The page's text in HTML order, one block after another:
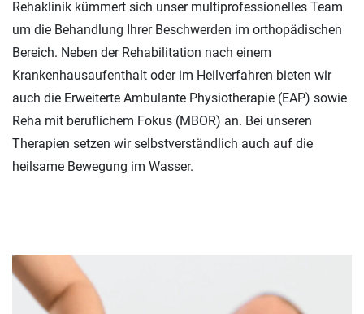
Rehaklinik kümmert sich unser multiprofessionelles Team
um die Behandlung Ihrer Beschwerden im orthopädischen
Bereich. Neben der Rehabilitation nach einem
Krankenhausaufenthalt oder im Heilverfahren bieten wir
auch die Erweiterte Ambulante Physiotherapie (EAP) sowie
Reha mit beruflichem Fokus (MBOR) an. Bei unseren
Therapien setzen wir selbstverständlich auch auf die
heilsame Bewegung im Wasser.